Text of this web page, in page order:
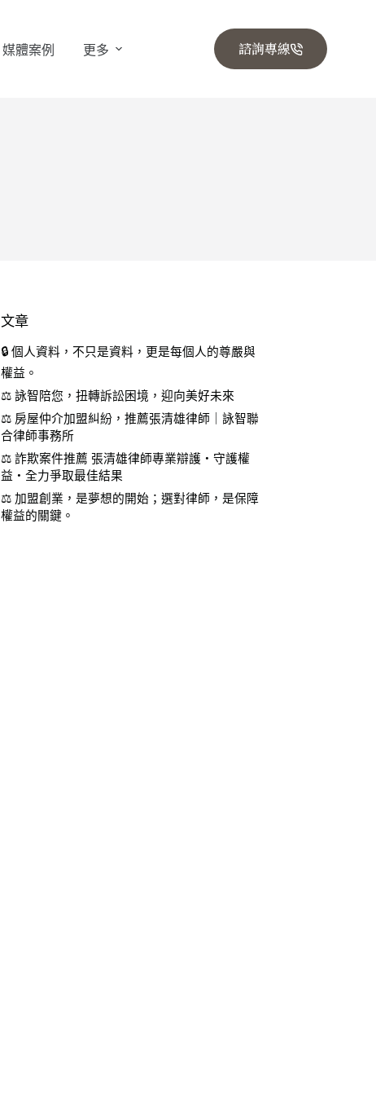
媒體案例 更多 諮詢專線
文章
🔒 個人資料，不只是資料，更是每個人的尊嚴與
權益。
⚖️ 詠智陪您，扭轉訴訟困境，迎向美好未來
⚖️ 房屋仲介加盟糾紛，推薦張清雄律師｜詠智聯
合律師事務所
⚖️ 詐欺案件推薦 張清雄律師專業辯護・守護權
益・全力爭取最佳結果
⚖️ 加盟創業，是夢想的開始；選對律師，是保障
權益的關鍵。